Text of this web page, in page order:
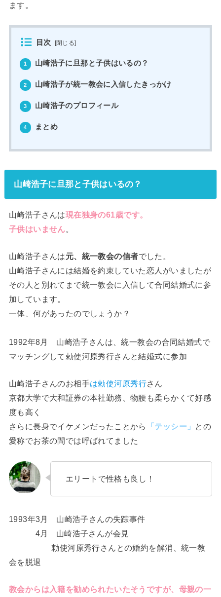
ます。
目次 [閉じる]
1 山崎浩子に旦那と子供はいるの？
2 山崎浩子が統一教会に入信したきっかけ
3 山崎浩子のプロフィール
4 まとめ
山崎浩子に旦那と子供はいるの？
山崎浩子さんは現在独身の61歳です。
子供はいません。
山崎浩子さんは元、統一教会の信者でした。
山崎浩子さんには結婚を約束していた恋人がいましたが
その人と別れてまで統一教会に入信して合同結婚式に参
加しています。
一体、何があったのでしょうか？
1992年8月 山崎浩子さんは、統一教会の合同結婚式で
マッチングして勅使河原秀行さんと結婚式に参加
山崎浩子さんのお相手は勅使河原秀行さん
京都大学で大和証券の本社勤務、物腰も柔らかくて好感
度も高く
さらに長身でイケメンだったことから
「テッシー」 との
愛称でお茶の間では呼ばれてました
エリートで性格も良し！
1993年3月 山崎浩子さんの失踪事件
4月 山崎浩子さんが会見
勅使河原秀行さんとの婚約を解消、統一教
会を脱退
教会からは入籍を勧められたいたそうですが、母親の一